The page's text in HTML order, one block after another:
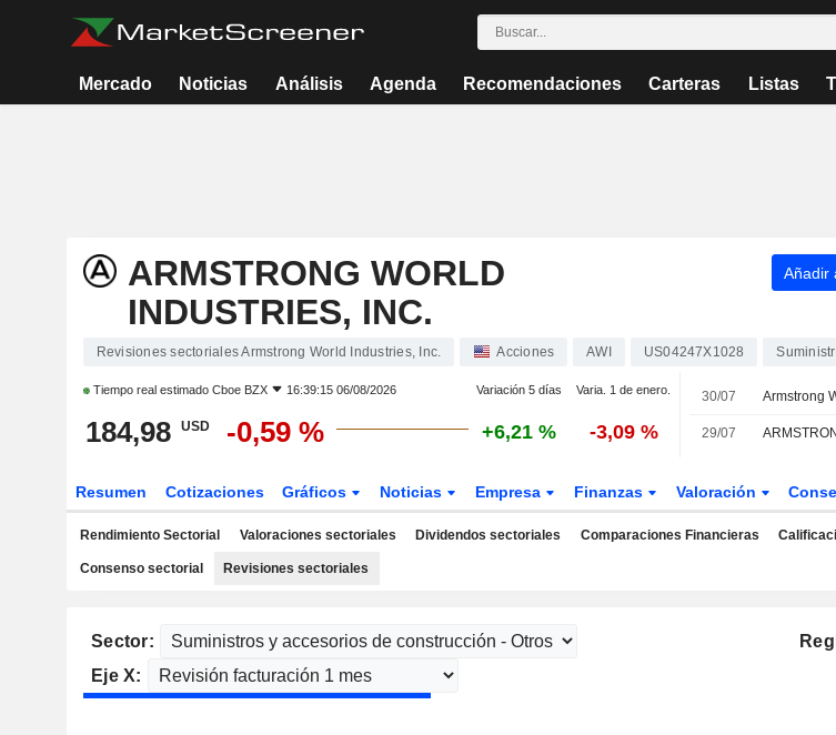
Mercado Noticias Análisis Agenda Recomendaciones Carteras Listas
ARMSTRONG WORLD
INDUSTRIES, INC.
Añadir
Revisiones sectoriales Armstrong World Industries, Inc. Acciones AWI US04247X1028
Tiempo real estimado Cboe BZX 16:39:15 06/08/2026 Variación 5 días Varia. 1 de enero.
184,98 USD -0,59 % +6,21 % -3,09 %
30/07
29/07
Resumen Cotizaciones Gráficos Noticias Empresa Finanzas Valoración
Rendimiento Sectorial Valoraciones sectoriales Dividendos sectoriales Comparaciones Financieras
Consenso sectorial Revisiones sectoriales
Sector:
Eje X: